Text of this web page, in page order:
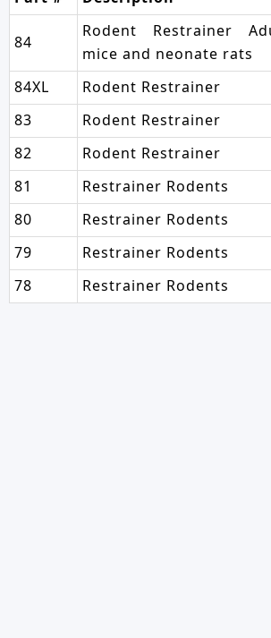
84
Rodent Restrainer
mice and neonate rats
84XL Rodent Restrainer
83
Rodent Restrainer
82
Rodent Restrainer
81
Restrainer Rodents
80
Restrainer Rodents
79
Restrainer Rodents
78
Restrainer Rodents